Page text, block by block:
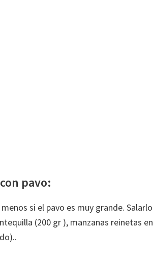
pavo:
si el pavo es muy grande. Salarlo
(200 gr ), manzanas reinetas en